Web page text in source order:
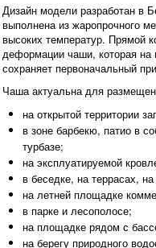
Дизайн модели разработан в
выполнена из жаропрочного
высоких температур. Прямой
деформации чаши, которая на
сохраняет первоначальный
Чаша актуальна для
на открытой территории
в зоне барбекю, патио в
турбазе;
на эксплуатируемой
в беседке, на террасах,
на летней площадке
в парке и лесополосе;
на площадке рядом с
на берегу природного